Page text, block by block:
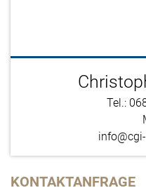
Tel.:
KONTAKTANFRAGE